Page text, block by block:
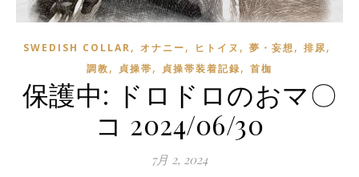
SWEDISH COLLAR, オナニー, ヒトイヌ , 夢・妄想, 排尿,
調教, 貞操帯, 貞操帯装着記録, 首枷
保護中: ドロドロのおマ〇
コ 2024/06/30
7月 2, 2024